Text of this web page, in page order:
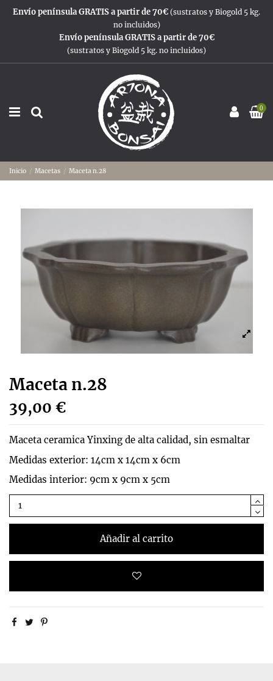
Envío península GRATIS a partir de 70€ (sustratos y Biogold 5 kg.
no incluidos)
Envío península GRATIS a partir de 70€
(sustratos y Biogold 5 kg. no incluidos)
0
Inicio Macetas Maceta n.28
Maceta n.28
39,00 €
Maceta ceramica Yinxing de alta calidad, sin esmaltar
Medidas exterior: 14cm x 14cm x 6cm
Medidas interior: 9cm x 9cm x 5cm
Añadir al carrito